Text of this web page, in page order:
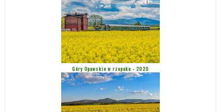
Góry Opawskie w rzepaku - 2020